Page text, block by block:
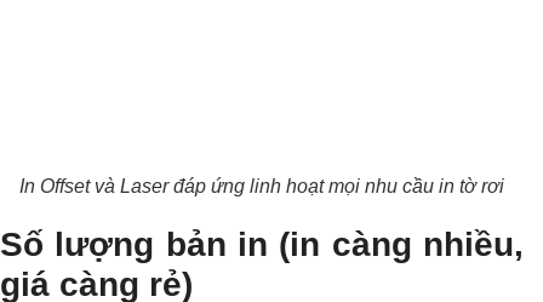
In Offset và Laser đáp ứng linh hoạt mọi nhu cầu in tờ rơi
Số lượng bản in (in càng nhiều,
giá càng rẻ)